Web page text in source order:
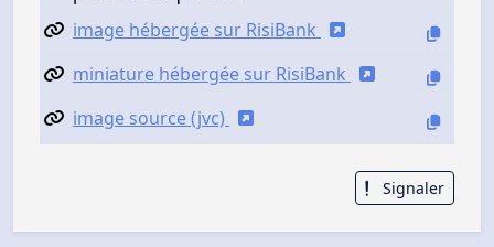
image hébergée sur RisiBank
miniature hébergée sur RisiBank
image source (jvc)
Signaler